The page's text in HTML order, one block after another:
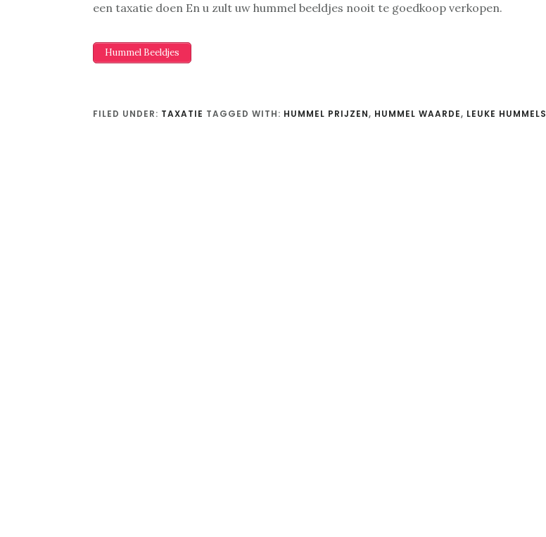
een taxatie doen En u zult uw hummel beeldjes nooit te goedkoop verkopen.
Hummel Beeldjes
FILED UNDER: TAXATIE TAGGED WITH: HUMMEL PRIJZEN, HUMMEL WAARDE, LEUKE HUMMELS